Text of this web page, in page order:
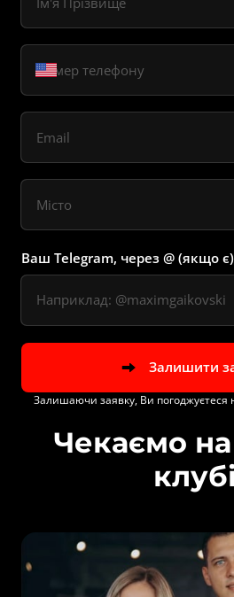
Ваш Telegram, через @ (якщо є)
Залишити
Залишаючи заявку, Ви погоджуєтеся
Чекаємо